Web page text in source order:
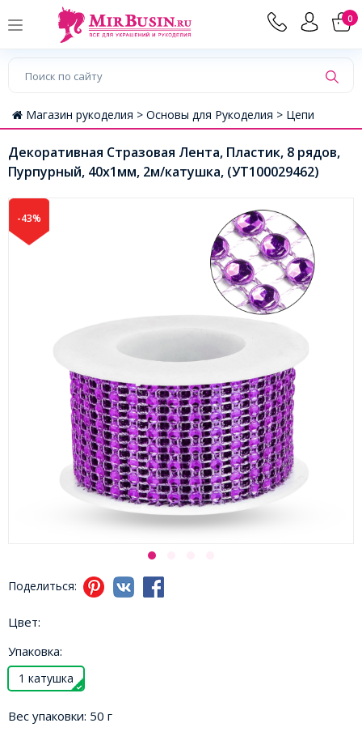
0
Магазин рукоделия > Основы для Рукоделия > Цепи
Декоративная Стразовая Лента, Пластик, 8 рядов,
Пурпурный, 40х1мм, 2м/катушка, (УТ100029462)
-43%
Поделиться:
Цвет:
Упаковка:
1 катушка
Вес упаковки: 50 г